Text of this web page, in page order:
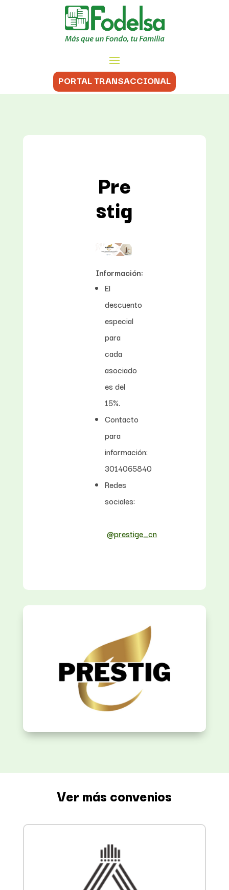
PORTAL TRANSACCIONAL
Pre
stig
Información:
El
descuento
especial
para
cada
asociado
es del
15%.
Contacto
para
información:
3014065840
Redes
sociales:
@prestige_cn
Ver más convenios